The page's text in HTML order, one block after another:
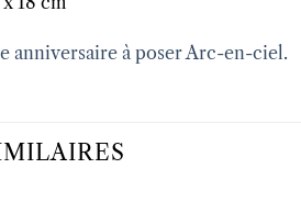
anniversaire à poser Arc-en-ciel.